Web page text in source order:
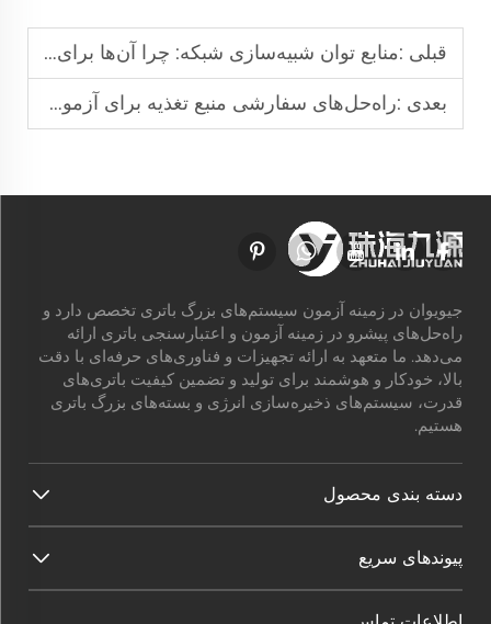
قبلی :منابع توان شبیه‌سازی شبکه: چرا آن‌ها برای آزمون ذخیره‌سازی انرژی ضروری هستند؟
بعدی :راه‌حل‌های سفارشی منبع تغذیه برای آزمون سیستم ذخیره‌سازی انرژی (ESS)
جیویوان در زمینه آزمون سیستم‌های بزرگ باتری تخصص دارد و
راه‌حل‌های پیشرو در زمینه آزمون و اعتبارسنجی باتری ارائه
می‌دهد. ما متعهد به ارائه تجهیزات و فناوری‌های حرفه‌ای با دقت
بالا، خودکار و هوشمند برای تولید و تضمین کیفیت باتری‌های
قدرت، سیستم‌های ذخیره‌سازی انرژی و بسته‌های بزرگ باتری
هستیم.
دسته بندی محصول
پیوندهای سریع